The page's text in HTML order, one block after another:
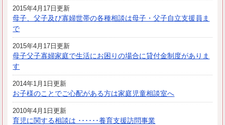
2015年4月17日更新
母子、父子及び寡婦世帯の各種相談は母子・父子自立支援員ま
で
2015年4月17日更新
母子父子寡婦家庭で生活にお困りの場合に貸付金制度がありま
す
2014年1月1日更新
お子様のことでご心配がある方は家庭児童相談室へ
2010年4月1日更新
育児に関する相談は ･･････養育支援訪問事業